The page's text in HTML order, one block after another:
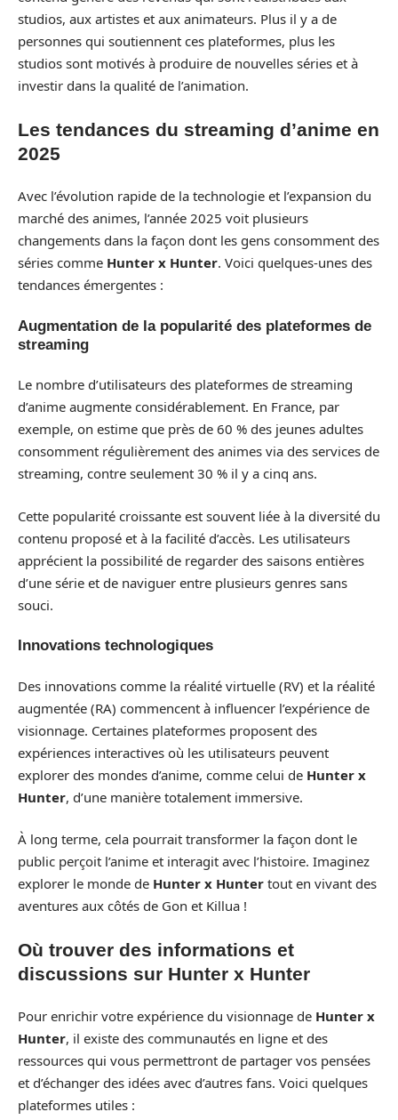
studios, aux artistes et aux animateurs. Plus il y a de
personnes qui soutiennent ces plateformes, plus les
studios sont motivés à produire de nouvelles séries et à
investir dans la qualité de l’animation.
Les tendances du streaming d’anime en
2025
Avec l’évolution rapide de la technologie et l’expansion du
marché des animes, l’année 2025 voit plusieurs
changements dans la façon dont les gens consomment des
séries comme Hunter x Hunter. Voici quelques-unes des
tendances émergentes :
Augmentation de la popularité des plateformes de
streaming
Le nombre d’utilisateurs des plateformes de streaming
d’anime augmente considérablement. En France, par
exemple, on estime que près de 60 % des jeunes adultes
consomment régulièrement des animes via des services de
streaming, contre seulement 30 % il y a cinq ans.
Cette popularité croissante est souvent liée à la diversité du
contenu proposé et à la facilité d’accès. Les utilisateurs
apprécient la possibilité de regarder des saisons entières
d’une série et de naviguer entre plusieurs genres sans
souci.
Innovations technologiques
Des innovations comme la réalité virtuelle (RV) et la réalité
augmentée (RA) commencent à influencer l’expérience de
visionnage. Certaines plateformes proposent des
expériences interactives où les utilisateurs peuvent
explorer des mondes d’anime, comme celui de Hunter x
Hunter, d’une manière totalement immersive.
À long terme, cela pourrait transformer la façon dont le
public perçoit l’anime et interagit avec l’histoire. Imaginez
explorer le monde de Hunter x Hunter tout en vivant des
aventures aux côtés de Gon et Killua !
Où trouver des informations et
discussions sur Hunter x Hunter
Pour enrichir votre expérience du visionnage de Hunter x
Hunter, il existe des communautés en ligne et des
ressources qui vous permettront de partager vos pensées
et d’échanger des idées avec d’autres fans. Voici quelques
plateformes utiles :